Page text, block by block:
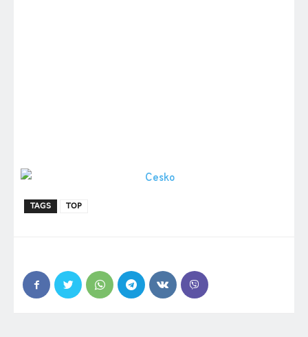
TAGS TOP